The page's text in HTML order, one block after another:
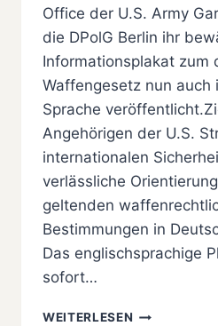
Office der U.S. Army
die DPolG Berlin ihr
Informationsplakat zum
Waffengesetz nun auch
Sprache
Angehörigen der U.S.
internationalen
verlässliche
geltenden
Bestimmungen in
Das englischsprachige
sofort…
WEITERLESEN DPOLG